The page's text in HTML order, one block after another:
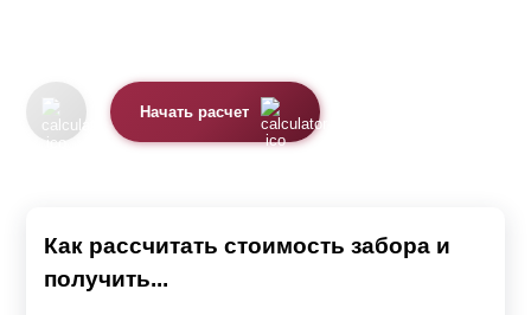
Начать расчет
Как рассчитать стоимость забора и
получить...